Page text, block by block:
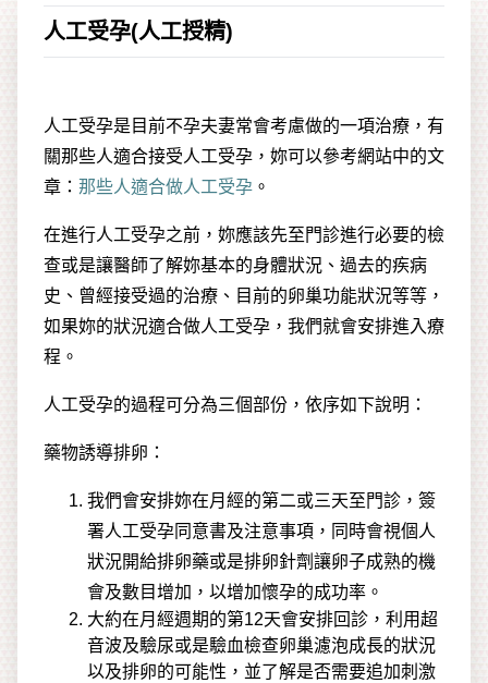
人工受孕(人工授精)